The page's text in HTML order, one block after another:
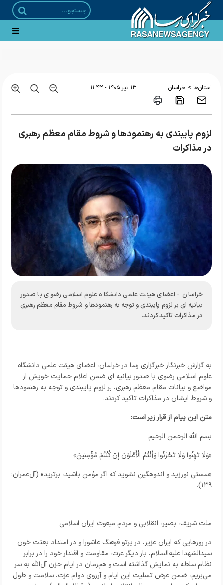
استان‌ها > خراسان ۱۳ تير ۱۴۰۵ - ۱۱:۴۲
لزوم پایبندی به رهنمودها و شروط مقام معظم رهبری
در مذاکرات
خراسان - اعضای هیئت علمی دانشگاه علوم اسلامی رضوی با صدور
بیانیه ای بر لزوم پایبندی و توجه به رهنمودها و شروط مقام معظم رهبری
در مذاکرات تاکید کردند.
به گزارش خبرنگار خبرگزاری رسا در خراسان، اعضای هیئت علمی دانشگاه
علوم اسلامی رضوی با صدور بیانیه ای ضمن اعلام حمایت خویش از
مواضع و بیانات مقام معظم رهبری، بر لزوم پایبندی و توجه به رهنمودها
و شروط ایشان در مذاکرات تاکید کردند.
متن این پیام از قرار زیر است:
بسم الله الرحمن الرحیم
«وَلَا تَهِنُوا وَلَا تَحْزَنُوا وَأَنْتُمُ الْأَعْلَوْنَ إِنْ كُنْتُمْ مُؤْمِنِينَ»
«سستی نورزید و اندوهگین نشوید که اگر مؤمن باشید، برترید» (آل‌عمران:
۱۳۹).
ملت شریف، بصیر، انقلابی و مردمِ مبعوث ایران اسلامی
در روزهایی که ایران عزیز، در پرتو فرهنگ عاشورا و در امتداد بعثت خون
سیدالشهدا علیه‌السلام، بار دیگر عزت، مقاومت و اقتدار خود را در برابر
نظام سلطه به نمایش گذاشته است و هم‌زمان در ایام حزن آل‌الله به سر
می‌بریم، ضمن عرض تسلیت این ایام و آرزوی دوام عزت، سلامت و طول